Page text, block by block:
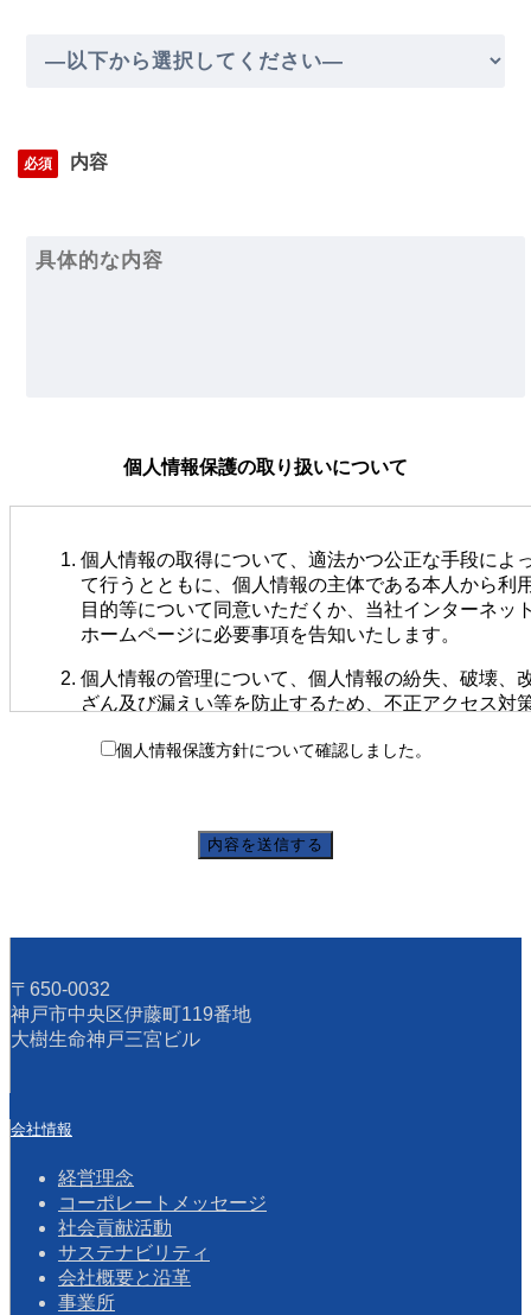
必須 内容
個人情報保護の取り扱いについて
個人情報の取得について、適法かつ公正な手段によ
て行うとともに、個人情報の主体である本人から利
目的等について同意いただくか、当社インターネッ
ホームページに必要事項を告知いたします。
個人情報の管理について、個人情報の紛失、破壊、
ざん及び漏えい等を防止するため、不正アクセス対
のもとに保管します。
りにおいて利用します。
査を実施し、適切な契約を締結します。
個人情報の開示・訂正・削除等について、本人が自
の個人情報について、開示・訂正・利用停止・削除
を要請された場合、本人からの要請であることを確
(1) 法令に基づく場合
(2) 人の生命、身体または財産の保護のために
要な場合であって、本人の同意を得ることが困
であるとき
個人情報保護方針について確認しました。
〒650-0032
神戸市中央区伊藤町119番地
大樹生命神戸三宮ビル
会社情報
経営理念
コーポレートメッセージ
社会貢献活動
サステナビリティ
会社概要と沿革
事業所